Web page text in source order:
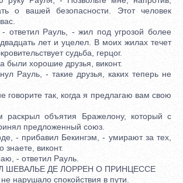
о вашей безопасности. Этот человек
Рауль, - жил под угрозой более
лет и уцелел. В моих жилах течет
судьба, герцог.
хорошие друзья, виконт.
Рауль, - такие друзья, каких теперь не
так, когда я предлагаю вам свою
объятия Бражелону, который с
предложенный союз.
- прибавил Бекингэм, - умирают за тех,
знаете, виконт.
- ответил Рауль.
ШЕВАЛЬЕ ДЕ ЛОРРЕН О ПРИНЦЕССЕ
нарушало спокойствия в пути.